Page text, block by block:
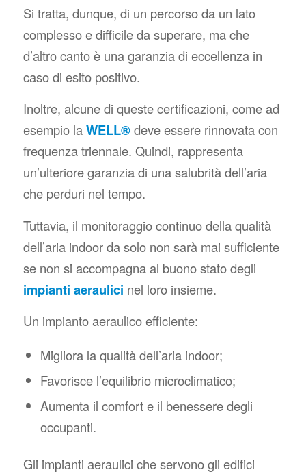
Si tratta, dunque, di un percorso da un lato
complesso e difficile da superare, ma che
d’altro canto è una garanzia di eccellenza in
caso di esito positivo.
Inoltre, alcune di queste certificazioni, come ad
esempio laWELL®deve essere rinnovata con
frequenza triennale. Quindi, rappresenta
un’ulteriore garanzia di una salubrità dell’aria
che perduri nel tempo.
Tuttavia, il monitoraggio continuo della qualità
dell’aria indoor da solo non sarà mai sufficiente
se non si accompagna al buono stato degli
impianti aeraulici nel loro insieme.
Un impianto aeraulico efficiente:
Migliora la qualità dell’aria indoor;
Favorisce l’equilibrio microclimatico;
Aumenta il comfort e il benessere degli
occupanti.
Gli impianti aeraulici che servono gli edifici